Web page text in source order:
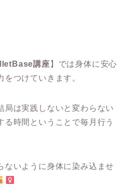
講座 】では身体に安心
つけていきます。
局は実践しないと変わらない
る時間ということで毎月行う
ないように身体に染み込ませ